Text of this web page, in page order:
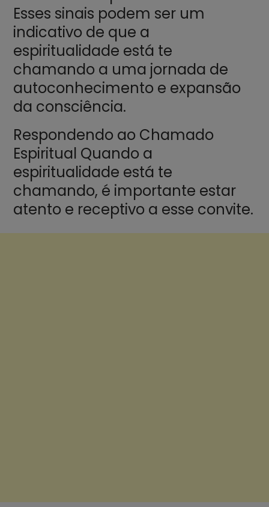
Esses sinais podem ser um
indicativo de que a
espiritualidade está te
chamando a uma jornada de
autoconhecimento e expansão
da consciência.
Respondendo ao Chamado
Espiritual Quando a
espiritualidade está te
chamando, é importante estar
atento e receptivo a esse convite.